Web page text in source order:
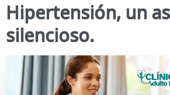
Hipertensión, un
silencioso.